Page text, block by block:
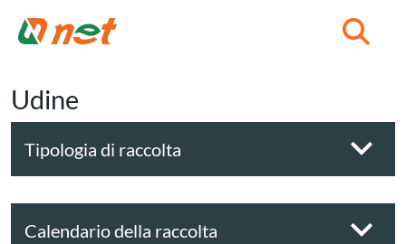
Udine
Tipologia di raccolta
Calendario della raccolta